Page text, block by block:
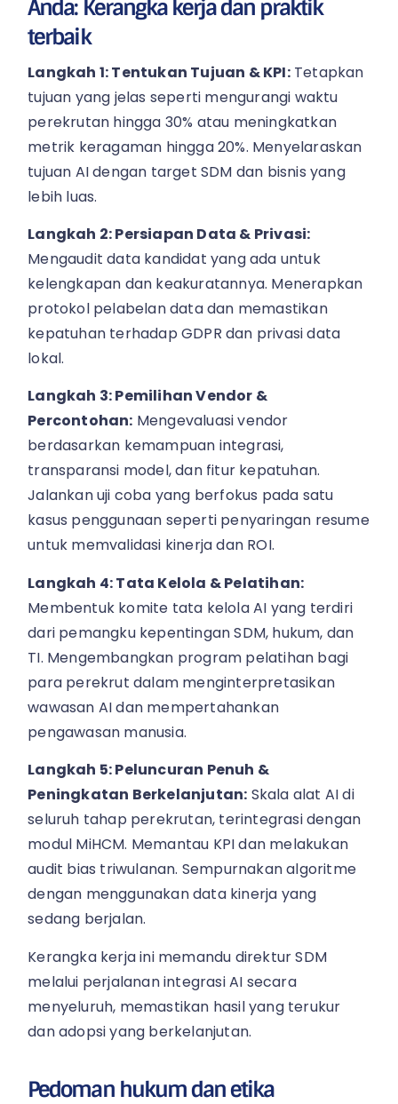
Anda: Kerangka kerja dan praktik
terbaik
Langkah 1: Tentukan Tujuan & KPI:Tetapkan
tujuan yang jelas seperti mengurangi waktu
perekrutan hingga 30% atau meningkatkan
metrik keragaman hingga 20%. Menyelaraskan
tujuan AI dengan target SDM dan bisnis yang
lebih luas.
Langkah 2: Persiapan Data & Privasi:
Mengaudit data kandidat yang ada untuk
kelengkapan dan keakuratannya. Menerapkan
protokol pelabelan data dan memastikan
kepatuhan terhadap GDPR dan privasi data
lokal.
Langkah 3: Pemilihan Vendor &
Percontohan: Mengevaluasi vendor
berdasarkan kemampuan integrasi,
transparansi model, dan fitur kepatuhan.
Jalankan uji coba yang berfokus pada satu
kasus penggunaan seperti penyaringan resume
untuk memvalidasi kinerja dan ROI.
Langkah 4: Tata Kelola & Pelatihan:
Membentuk komite tata kelola AI yang terdiri
dari pemangku kepentingan SDM, hukum, dan
TI. Mengembangkan program pelatihan bagi
para perekrut dalam menginterpretasikan
wawasan AI dan mempertahankan
pengawasan manusia.
Langkah 5: Peluncuran Penuh &
Peningkatan Berkelanjutan: Skala alat AI di
seluruh tahap perekrutan, terintegrasi dengan
modul MiHCM. Memantau KPI dan melakukan
audit bias triwulanan. Sempurnakan algoritme
dengan menggunakan data kinerja yang
sedang berjalan.
Kerangka kerja ini memandu direktur SDM
melalui perjalanan integrasi AI secara
menyeluruh, memastikan hasil yang terukur
dan adopsi yang berkelanjutan.
Pedoman hukum dan etika